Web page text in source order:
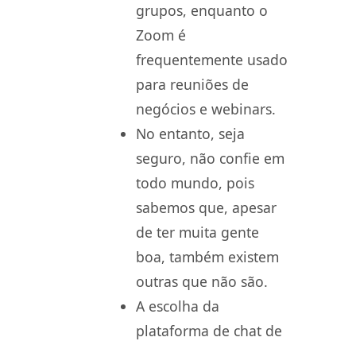
grupos, enquanto o
Zoom é
frequentemente usado
para reuniões de
negócios e webinars.
No entanto, seja
seguro, não confie em
todo mundo, pois
sabemos que, apesar
de ter muita gente
boa, também existem
outras que não são.
A escolha da
plataforma de chat de